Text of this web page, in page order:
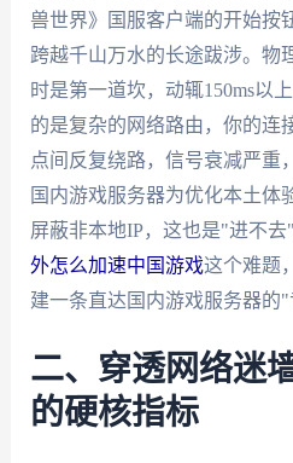
兽世界》国服客户端的开始按
跨越千山万水的长途跋涉。物
时是第一道坎，动辄150ms以
的是复杂的网络路由，你的连
点间反复绕路，信号衰减严重
国内游戏服务器为优化本土体
屏蔽非本地IP，这也是"进不
外怎么加速中国游戏这个难题
建一条直达国内游戏服务器的"
二、穿透网络迷
的硬核指标